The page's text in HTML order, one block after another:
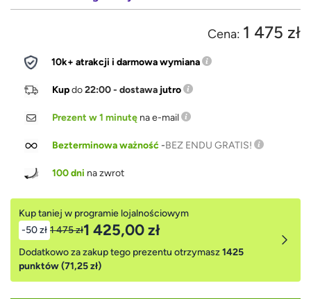
Cena: 1 475 zł
10k+ atrakcji i darmowa wymiana
Kupdo22:00 - dostawa jutro
Prezent w 1 minutę na e-mail
Bezterminowa ważność-BEZ ENDU GRATIS!
100 dni na zwrot
Kup taniej w programie lojalnościowym
-50 zł 1 475 zł1 425,00 zł
Dodatkowo za zakup tego prezentu otrzymasz1425
punktów (71,25 zł)